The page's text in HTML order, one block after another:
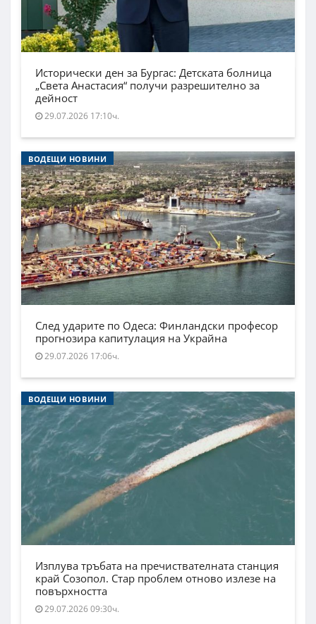
Исторически ден за Бургас: Детската болница
„Света Анастасия“ получи разрешително за
дейност
29.07.2026 17:10ч.
ВОДЕЩИ НОВИНИ
След ударите по Одеса: Финландски професор
прогнозира капитулация на Украйна
29.07.2026 17:06ч.
ВОДЕЩИ НОВИНИ
Изплува тръбата на пречиствателната станция
край Созопол. Стар проблем отново излезе на
повърхността
29.07.2026 09:30ч.